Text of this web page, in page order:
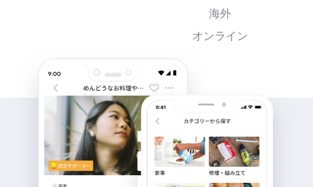
海外
オンライン